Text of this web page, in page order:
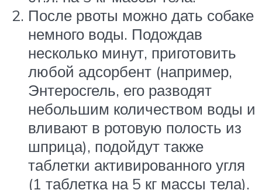
После рвоты можно дать собаке
немного воды. Подождав
несколько минут, приготовить
любой адсорбент (например,
Энтеросгель, его разводят
небольшим количеством воды и
вливают в ротовую полость из
шприца), подойдут также
таблетки активированного угля
(1 таблетка на 5 кг массы тела).